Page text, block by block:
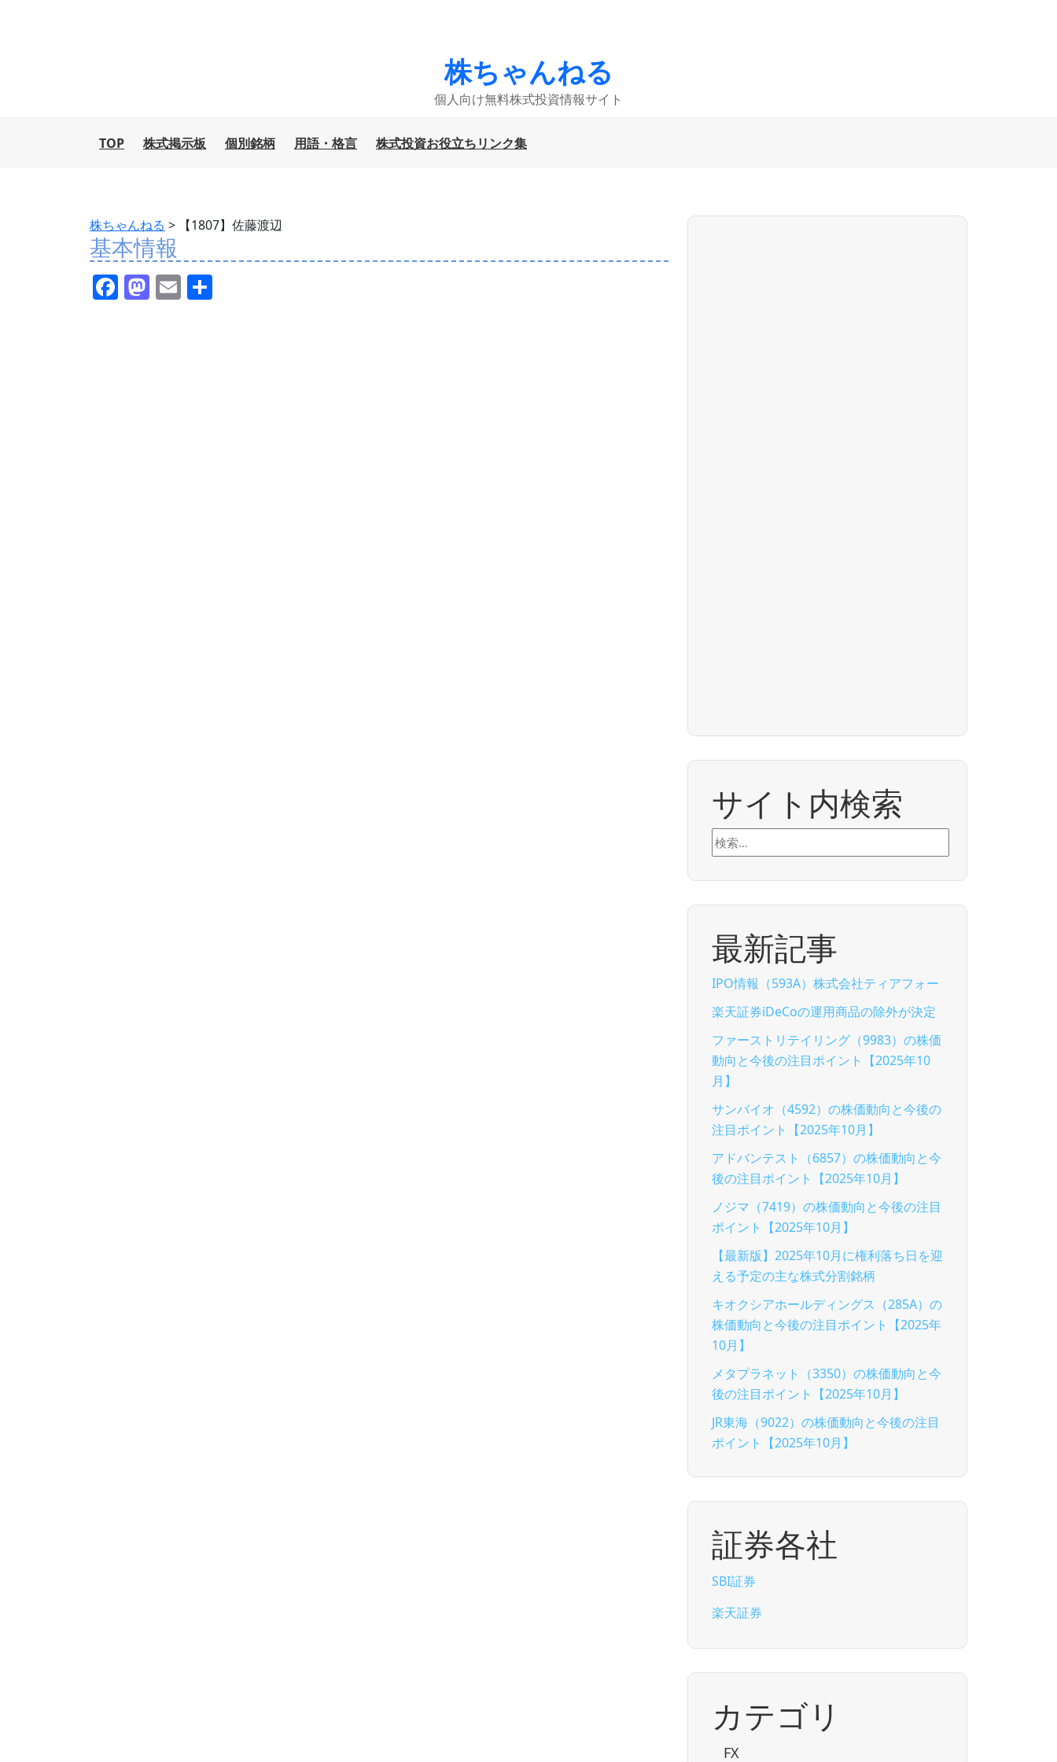
株ちゃんねる
個人向け無料株式投資情報サイト
TOP 株式掲示板 個別銘柄 用語・格言 株式投資お役立ちリンク集
株ちゃんねる > 【1807】佐藤渡辺
基本情報
F M E
サイト内検索
検
索:
最新記事
IPO情報（593A）株式会社ティアフォー
楽天証券iDeCoの運用商品の除外が決定
ファーストリテイリング（9983）の株価
動向と今後の注目ポイント【2025年10
月】
サンバイオ（4592）の株価動向と今後の
注目ポイント【2025年10月】
アドバンテスト（6857）の株価動向と今
後の注目ポイント【2025年10月】
ノジマ（7419）の株価動向と今後の注目
ポイント【2025年10月】
【最新版】2025年10月に権利落ち日を迎
える予定の主な株式分割銘柄
キオクシアホールディングス（285A）の
株価動向と今後の注目ポイント【2025年
10月】
メタプラネット（3350）の株価動向と今
後の注目ポイント【2025年10月】
JR東海（9022）の株価動向と今後の注目
ポイント【2025年10月】
証券各社
SBI証券
楽天証券
カテゴリ
FX